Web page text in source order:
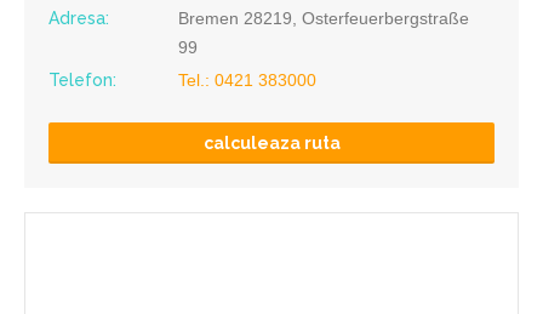
Adresa:
Bremen 28219, Osterfeuerbergstraße
99
Telefon:
Tel.: 0421 383000
calculeaza ruta